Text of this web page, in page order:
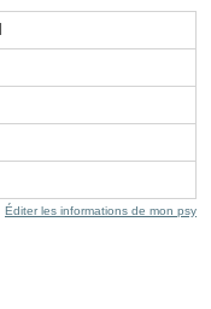
Éditer les informations de mon psy